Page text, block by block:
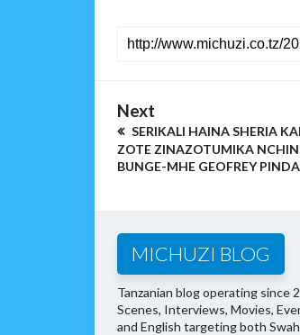
Next
SERIKALI HAINA SHERIA
ZOTE ZINAZOTUMIKA
BUNGE-MHE GEOFREY PINDA
MICHUZI BLOG
Tanzanian blog operating since
Scenes, Interviews, Movies,
and English targeting both